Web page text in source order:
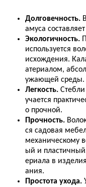
Долговечность.
амуса
Экологичность.
используется
исхождения.
атериалом,
ужающей среды.
Легкость.
учается
о прочной.
Прочность.
ся садовая
механическому
ый и
ериала в
ания.
Простота ухода.